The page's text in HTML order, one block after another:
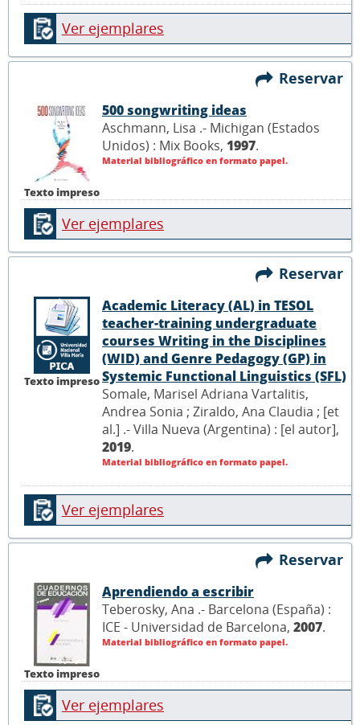
Ver ejemplares
Reservar
Texto impreso
500 songwriting ideas
Aschmann, Lisa .- Michigan (Estados
Unidos) : Mix Books, 1997.
Material bibliográfico en formato papel.
Ver ejemplares
Reservar
Texto impreso
Academic Literacy (AL) in TESOL
teacher-training undergraduate
courses Writing in the Disciplines
(WID) and Genre Pedagogy (GP) in
Systemic Functional Linguistics (SFL)
Somale, Marisel Adriana Vartalitis,
Andrea Sonia ; Ziraldo, Ana Claudia ; [et
al.] .- Villa Nueva (Argentina) : [el autor],
2019.
Material bibliográfico en formato papel.
Ver ejemplares
Reservar
Texto impreso
Aprendiendo a escribir
Teberosky, Ana .- Barcelona (España) :
ICE - Universidad de Barcelona, 2007.
Material bibliográfico en formato papel.
Ver ejemplares